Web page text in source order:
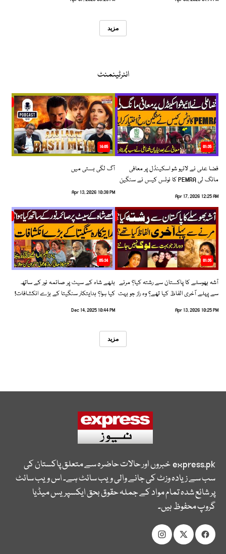
مزید
انٹرٹینمنٹ
01:35
فضا علی نے لائیو شو اسکینڈل پر معافی
مانگ لی PEMRA کا نوٹس کیس نے سنگین
Apr 17, 2026 12:25 AM
14:05
آگ لگی بستی میں
Apr 13, 2026 10:38 PM
01:35
آشہ بھوسلے کا پاکستان سے رشتہ کیا؟ مرنے
سے پہلے آخری الفاظ کیا تھے؟ وہ راز جو بہت
Apr 13, 2026 10:25 PM
05:34
بلھے شاہ کے سیٹ پر صائمہ نور کے ساتھ
کیا ہوا؟ ہدایتکار سنگیتا کے بڑے انکشافات!
Dec 14, 2025 10:44 PM
مزید
express.pkخبروں اور حالات حاضرہ سے متعلق پاکستان کی
سب سے زیادہ وزٹ کی جانے والی ویب سائٹ ہے۔ اس ویب سائٹ
پر شائع شدہ تمام مواد کے جملہ حقوق بحق ایکسپریس میڈیا
گروپ محفوظ ہیں۔